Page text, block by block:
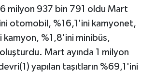
milyon 937 bin 791 oldu Mart
otomobil, %16,1'ini kamyonet,
%1,8'ini minibüs,
Mart ayında 1 milyon
yapılan taşıtların %69,1'ini